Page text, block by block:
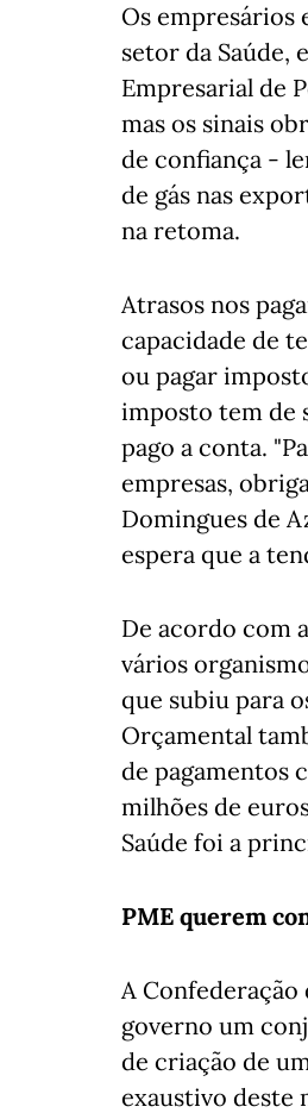
Os empresários
setor da Saúde,
Empresarial de
mas os sinais
de confiança -
de gás nas
na retoma.
Atrasos nos
capacidade de
ou pagar
imposto tem de
pago a conta.
empresas,
Domingues de
espera que a
De acordo com
vários
que subiu para
Orçamental
de pagamentos
milhões de
Saúde foi a
PME querem
A Confederação
governo um
de criação de
exaustivo deste